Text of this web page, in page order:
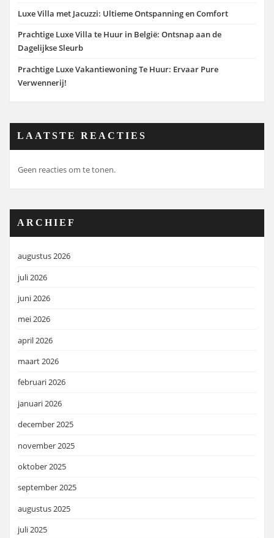
Luxe Villa met Jacuzzi: Ultieme Ontspanning en Comfort
Prachtige Luxe Villa te Huur in België: Ontsnap aan de
Dagelijkse Sleurb
Prachtige Luxe Vakantiewoning Te Huur: Ervaar Pure
Verwennerij!
LAATSTE REACTIES
Geen reacties om te tonen.
ARCHIEF
augustus 2026
juli 2026
juni 2026
mei 2026
april 2026
maart 2026
februari 2026
januari 2026
december 2025
november 2025
oktober 2025
september 2025
augustus 2025
juli 2025